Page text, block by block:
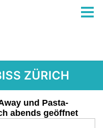
ZÜRICH
und Pasta-
abends geöffnet